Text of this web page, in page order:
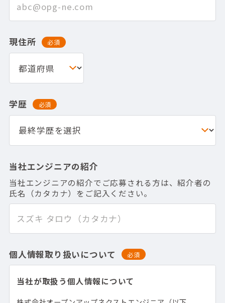
現住所 必須
学歴 必須
当社エンジニアの紹介
当社エンジニアの紹介でご応募される方は、紹介者の
氏名（カタカナ）をご記入ください。
個人情報取り扱いについて 必須
当社が取扱う個人情報について